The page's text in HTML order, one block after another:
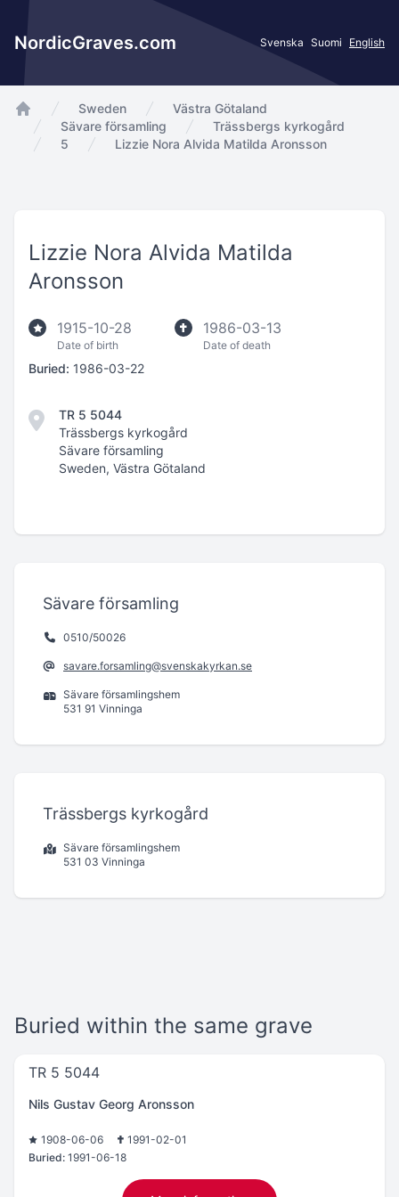
NordicGraves.com Svenska Suomi English
app.Start
Sweden
Västra Götaland
Sävare församling
Trässbergs kyrkogård
5
Lizzie Nora Alvida Matilda Aronsson
Lizzie Nora Alvida Matilda
Aronsson
1915-10-28
Date of birth
1986-03-13
Date of death
Buried: 1986-03-22
TR 5 5044
Trässbergs kyrkogård
Sävare församling
Sweden, Västra Götaland
Sävare församling
0510/50026
savare.forsamling@svenskakyrkan.se
Sävare församlingshem
531 91 Vinninga
Trässbergs kyrkogård
Sävare församlingshem
531 03 Vinninga
Buried within the same grave
TR 5 5044
Nils Gustav Georg Aronsson
1908-06-06
1991-02-01
Buried: 1991-06-18